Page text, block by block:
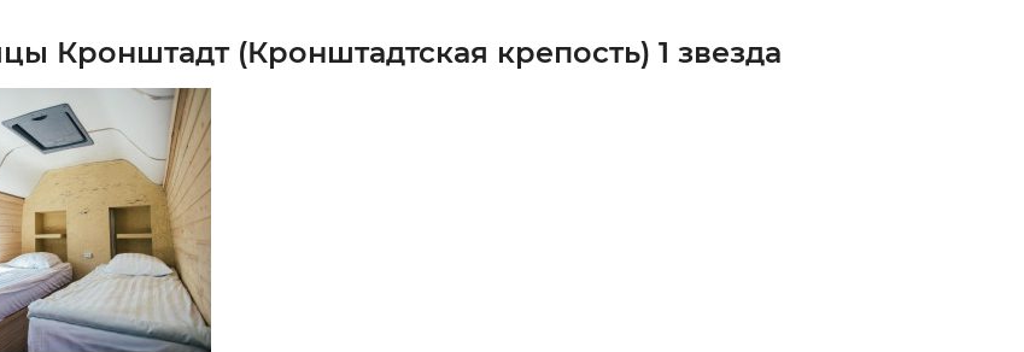
Кронштадт (Кронштадтская крепость) 1 звезда